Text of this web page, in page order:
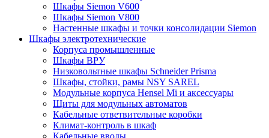
Шкафы Siemon V600
Шкафы Siemon V800
Настенные шкафы и точки консолидации Siemon
Шкафы электротехнические
Корпуса промышленные
Шкафы ВРУ
Низковольтные шкафы Schneider Prisma
Шкафы, стойки, рамы NSY SAREL
Модульные корпуса Hensel Mi и аксессуары
Щиты для модульных автоматов
Кабельные ответвительные коробки
Климат-контроль в шкаф
Кабельные вводы